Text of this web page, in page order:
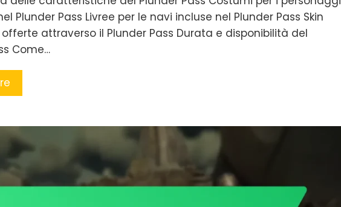
Plunder Pass Livree per le navi incluse nel Plunder Pass Skin
attraverso il Plunder Pass Durata e disponibilità del
Come…